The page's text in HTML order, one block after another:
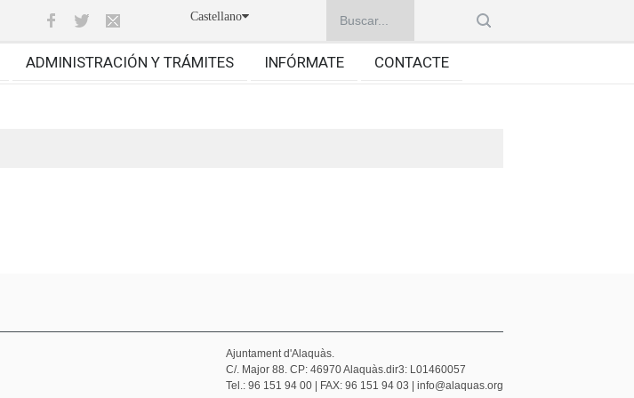
Castellano
ADMINISTRACIÓN Y TRÁMITES INFÓRMATE CONTACTE
Ajuntament d'Alaquàs.
C/. Major 88. CP: 46970 Alaquàs.dir3: L01460057
Tel.: 96 151 94 00 | FAX: 96 151 94 03 | info@alaquas.org